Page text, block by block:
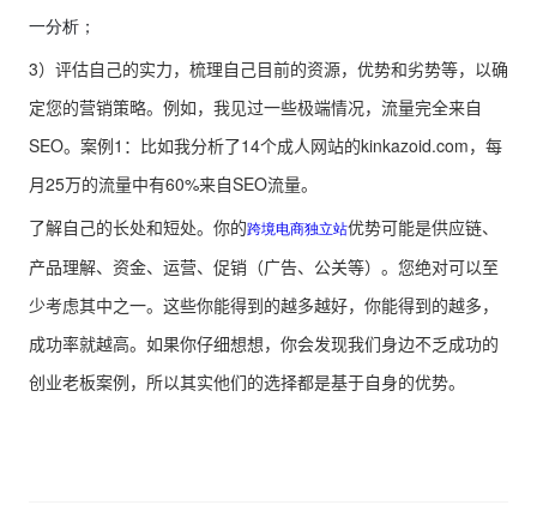
一分析；
3）评估自己的实力，梳理自己目前的资源，优势和劣势等，以确
定您的营销策略。例如，我见过一些极端情况，流量完全来自
SEO。案例1：比如我分析了14个成人网站的kinkazoid.com，每
月25万的流量中有60%来自SEO流量。
了解自己的长处和短处。你的跨境电商独立站优势可能是供应链、
产品理解、资金、运营、促销（广告、公关等）。您绝对可以至
少考虑其中之一。这些你能得到的越多越好，你能得到的越多，
成功率就越高。如果你仔细想想，你会发现我们身边不乏成功的
创业老板案例，所以其实他们的选择都是基于自身的优势。